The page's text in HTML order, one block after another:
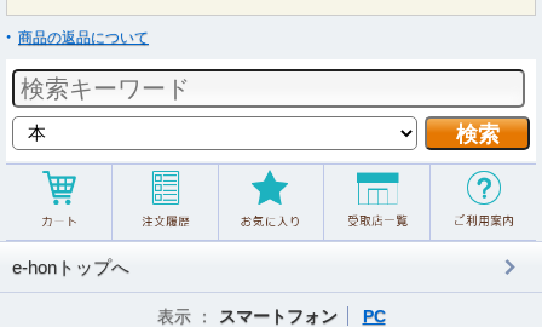
商品の返品について
e-honトップへ
表示 ： スマートフォン PC